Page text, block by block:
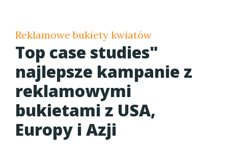
Reklamowe bukiety kwiatów
Top case studies"
najlepsze kampanie z
reklamowymi
bukietami z USA,
Europy i Azji